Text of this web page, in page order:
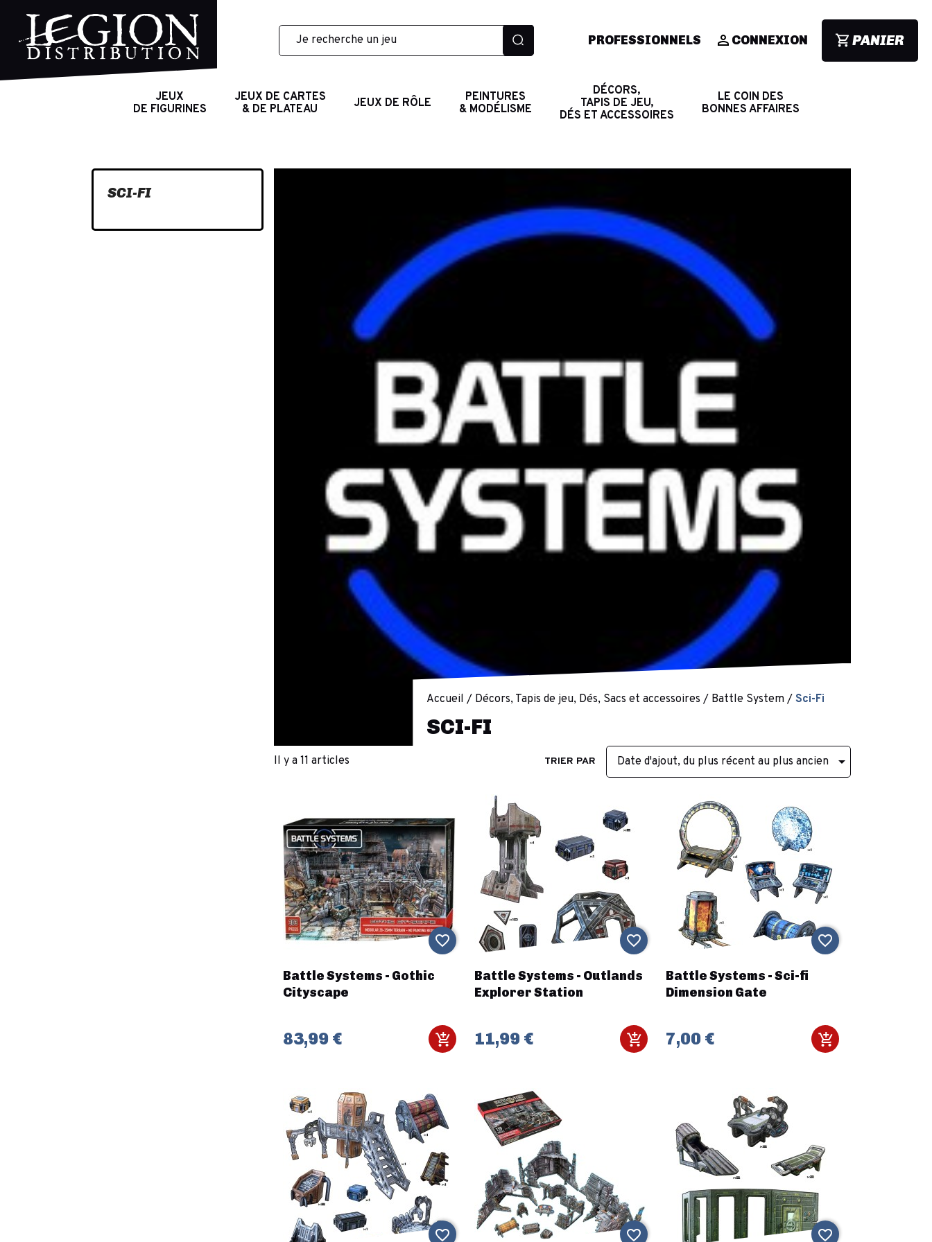
PROFESSIONNELS CONNEXION PANIER
JEUX
DE FIGURINES
JEUX DE CARTES
& DE PLATEAU
JEUX DE RÔLE
PEINTURES
& MODÉLISME
DÉCORS,
TAPIS DE JEU,
DÉS ET ACCESSOIRES
LE COIN DES
BONNES AFFAIRES
SCI-FI
Accueil Décors, Tapis de jeu, Dés, Sacs et accessoires Battle System Sci-Fi
SCI-FI
Il y a 11 articles TRIER PAR Date d'ajout, du plus récent au plus ancien 
Battle Systems - Gothic
Cityscape
83,99 €
favorite_border
Battle Systems - Outlands
Explorer Station
11,99 €
favorite_border
Battle Systems - Sci-fi
Dimension Gate
7,00 €
favorite_border
favorite_border favorite_border favorite_border